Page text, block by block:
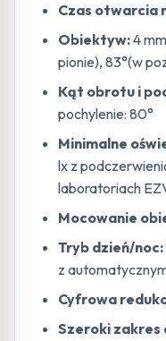
Czas otwarcia
Obiektyw:4
pionie), 83°(w
Kąt obrotu i
pochylenie: 80°
Minimalne
lx z
laboratoriach
Mocowanie
Tryb dzień/noc:
z
Cyfrowa
Szeroki zakres